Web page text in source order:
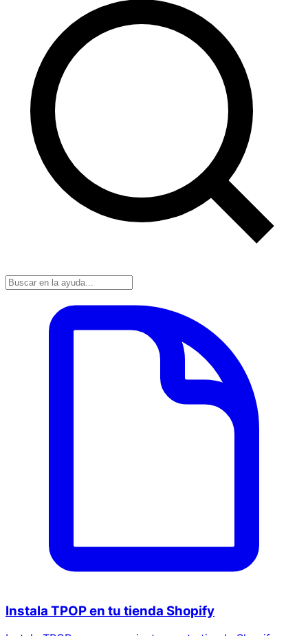
Instala TPOP en tu tienda Shopify